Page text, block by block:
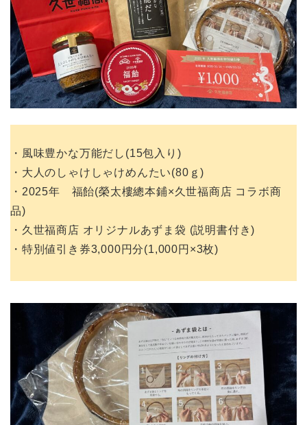
・風味豊かな万能だし(15包入り)
・大人のしゃけしゃけめんたい(80ｇ)
・2025年 福飴(榮太樓總本鋪×久世福商店 コラボ商
品)
・久世福商店 オリジナルあずま袋 (説明書付き)
・特別値引き券3,000円分(1,000円×3枚)